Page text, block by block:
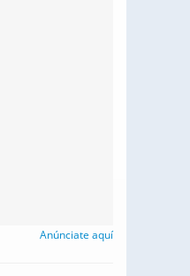
Anúnciate aquí